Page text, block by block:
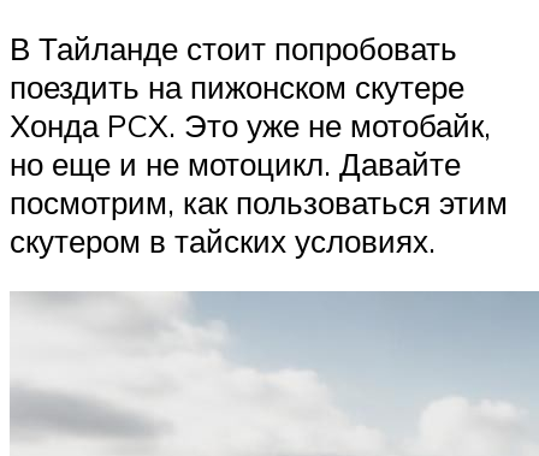
В Тайланде стоит попробовать
поездить на пижонском скутере
Хонда PCX. Это уже не мотобайк,
но еще и не мотоцикл. Давайте
посмотрим, как пользоваться этим
скутером в тайских условиях.